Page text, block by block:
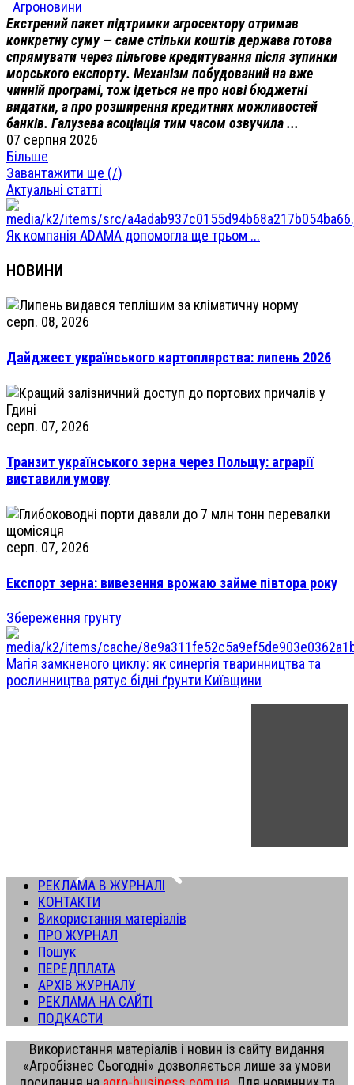
Агроновини
Екстрений пакет підтримки агросектору отримав
конкретну суму — саме стільки коштів держава готова
спрямувати через пільгове кредитування після зупинки
морського експорту. Механізм побудований на вже
чинній програмі, тож ідеться не про нові бюджетні
видатки, а про розширення кредитних можливостей
банків. Галузева асоціація тим часом озвучила ...
07 серпня 2026
Більше
Завантажити ще (/)
Актуальні статті
Як компанія ADAMA допомогла ще трьом ...
НОВИНИ
серп. 08, 2026
Дайджест українського картоплярства: липень 2026
серп. 07, 2026
Транзит українського зерна через Польщу: аграрії
виставили умову
серп. 07, 2026
Експорт зерна: вивезення врожаю займе півтора року
Збереження грунту
Магія замкненого циклу: як синергія тваринництва та
рослинництва рятує бідні ґрунти Київщини
РЕКЛАМА В ЖУРНАЛІ
КОНТАКТИ
Використання матеріалів
ПРО ЖУРНАЛ
Пошук
ПЕРЕДПЛАТА
АРХІВ ЖУРНАЛУ
РЕКЛАМА НА САЙТІ
ПОДКАСТИ
Використання матеріалів і новин із сайту видання
«Агробізнес Сьогодні» дозволяється лише за умови